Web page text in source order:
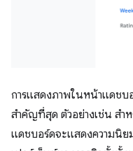
การแสดงภาพในหน้าแดชบ
สำคัญที่สุด ตัวอย่างเช่น สำ
แดชบอร์ดจะแสดงความนิ